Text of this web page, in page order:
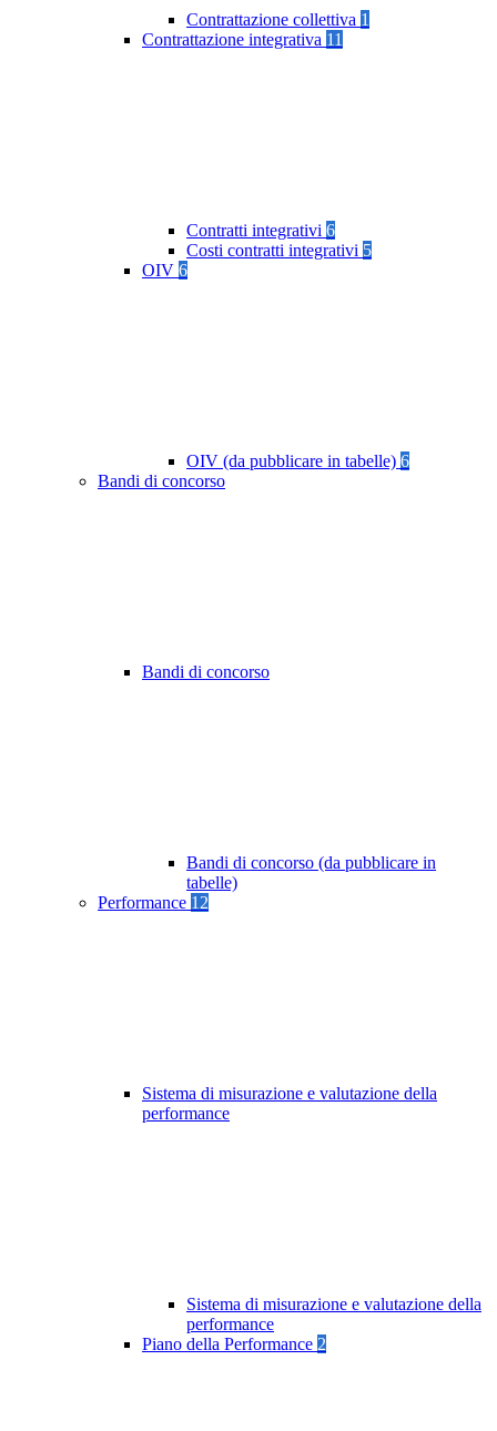
Contrattazione collettiva 1
Contrattazione integrativa 11
Contratti integrativi 6
Costi contratti integrativi 5
OIV 6
OIV (da pubblicare in tabelle) 6
Bandi di concorso
Bandi di concorso
Bandi di concorso (da pubblicare in
tabelle)
Performance 12
Sistema di misurazione e valutazione della
performance
Sistema di misurazione e valutazione della
performance
Piano della Performance 2